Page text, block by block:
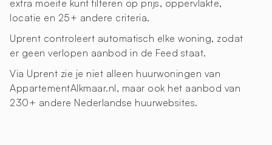
extra moeite kunt filteren op prijs, oppervlakte,
locatie en 25+ andere criteria.
Uprent controleert automatisch elke woning, zodat
er geen verlopen aanbod in de Feed staat.
Via Uprent zie je niet alleen huurwoningen van
AppartementAlkmaar.nl, maar ook het aanbod van
230+ andere Nederlandse huurwebsites.